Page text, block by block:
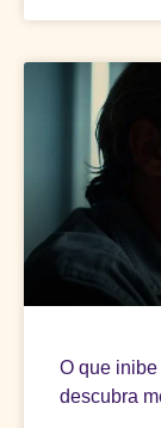
O que
descubra